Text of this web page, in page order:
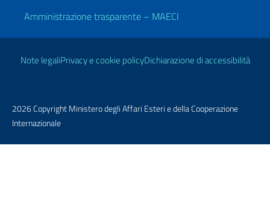
Amministrazione trasparente – MAECI
Link Utili
Note legaliPrivacy e cookie policyDichiarazione di accessibilità
2026 Copyright Ministero degli Affari Esteri e della Cooperazione
Internazionale